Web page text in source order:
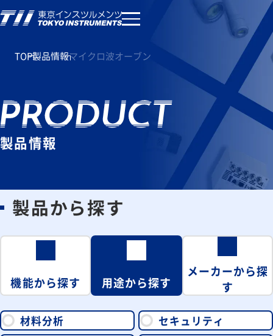
TOP製品情報マイクロ波オーブン
製品情報
製品から探す
機能から探す 用途から探す
メーカーから探
す
材料分析
セキュリティ